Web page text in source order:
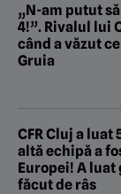
„N-am putut
4!”. Rivalul lui
când a văzut
Gruia
CFR Cluj a luat
altă echipă a
Europei! A luat
făcut de râs